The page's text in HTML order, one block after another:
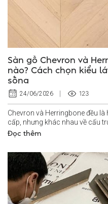
Sàn gỗ Chevron và
nào? Cách chọn kiểu
sống
24/06/2026 123
Chevron và Herringbone đều
cấp, nhưng khác nhau về cấu
yêu cầu thi...
Đọc thêm